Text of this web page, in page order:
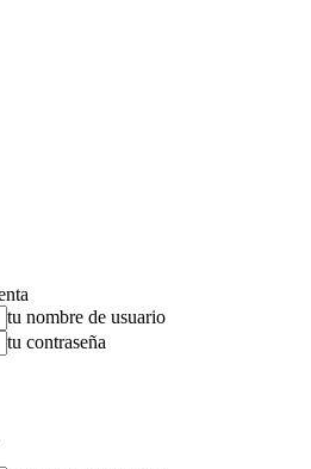
tu nombre de usuario
tu contraseña